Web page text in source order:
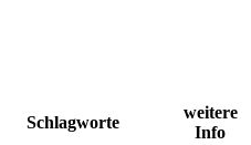
Schlagworte
weitere
Info